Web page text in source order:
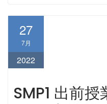
27
7月
2022
SMP1 出前